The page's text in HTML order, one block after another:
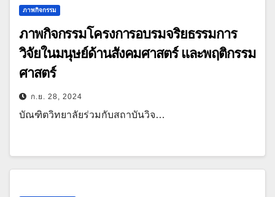
ภาพกิจกรรม
ภาพกิจกรรมโครงการอบรมจริยธรรมการ
วิจัยในมนุษย์ด้านสังคมศาสตร์ และพฤติกรรม
ศาสตร์
ก.ย. 28, 2024
บัณฑิตวิทยาลัยร่วมกับสถาบันวิจ…